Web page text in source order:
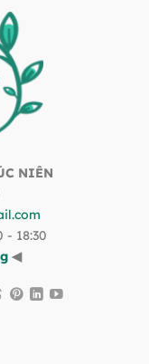
NIÊN
- 18:30
◀